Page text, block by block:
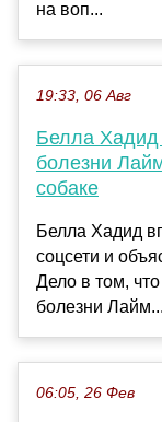
на воп...
19:33, 06 Авг
Белла Хадид
болезни
собаке
Белла Хадид
соцсети и
Дело в том,
болезни Лайм...
06:05, 26 Фев